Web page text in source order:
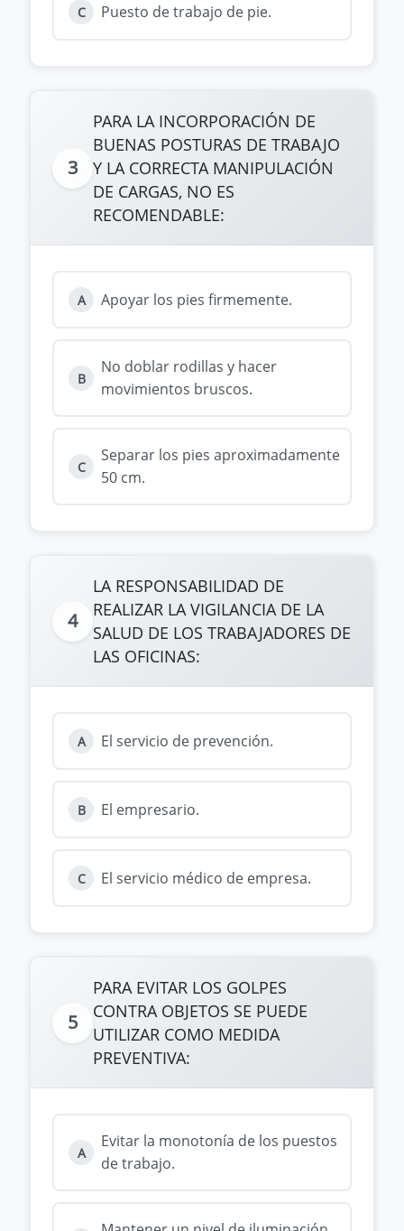
C Puesto de trabajo de pie.
3
PARA LA INCORPORACIÓN DE
BUENAS POSTURAS DE TRABAJO
Y LA CORRECTA MANIPULACIÓN
DE CARGAS, NO ES
RECOMENDABLE:
A Apoyar los pies firmemente.
B
No doblar rodillas y hacer
movimientos bruscos.
C
Separar los pies aproximadamente
50 cm.
4
LA RESPONSABILIDAD DE
REALIZAR LA VIGILANCIA DE LA
SALUD DE LOS TRABAJADORES DE
LAS OFICINAS:
A El servicio de prevención.
B El empresario.
C El servicio médico de empresa.
5
PARA EVITAR LOS GOLPES
CONTRA OBJETOS SE PUEDE
UTILIZAR COMO MEDIDA
PREVENTIVA:
A
Evitar la monotonía de los puestos
de trabajo.